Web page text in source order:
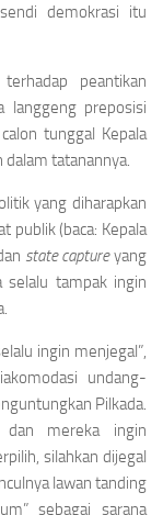
demokrasi itu
peantikan
langgeng preposisi
tunggal Kepala
dalam tatanannya.
yang diharapkan
publik (baca: Kepala
state captureyang
selalu tampak ingin
ingin menjegal”,
undang-
Pilkada.
dan mereka ingin
silahkan dijegal
lawan tanding
sebagai sarana